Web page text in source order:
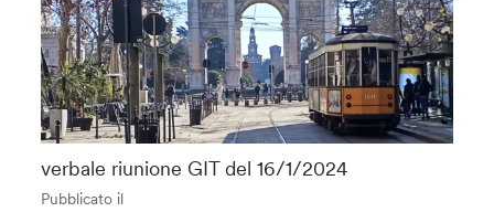
verbale riunione GIT del 16/1/2024
Pubblicato il